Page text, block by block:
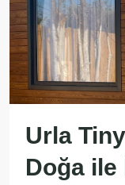
Urla
Doğa ile